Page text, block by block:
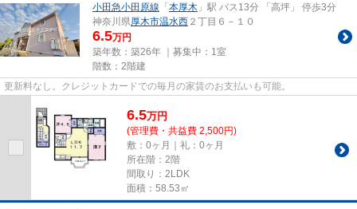
小田急小田原線 「本厚木 」駅 バス13分 「高坪」 停歩3分
神奈川県厚木市温水西 ２丁目６－１０
6.5万円
築年数：築26年 ｜募集中： 1室
階数：2階建
更新料なし。クレジットカードでの毎月の家賃のお支払いも可能。
6.5万円
(管理費・共益費 2,500円)
敷：0ヶ月｜礼：0ヶ月
所在階：2階
間取り：2LDK
面積：58.53㎡